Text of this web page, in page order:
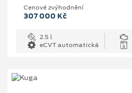
Cenové zvýhodnění
307 000 Kč
2.5 l
eCVT automatická